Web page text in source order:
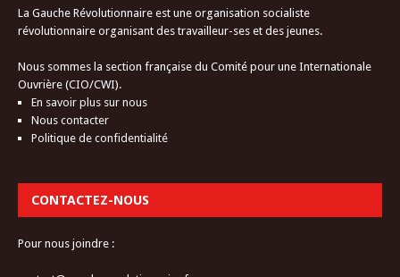
La Gauche Révolutionnaire est une organisation socialiste
révolutionnaire organisant des travailleur-ses et des jeunes.
Nous sommes la section française du Comité pour une Internationale
Ouvrière (CIO/CWI).
En savoir plus sur nous
Nous contacter
Politique de confidentialité
CONTACTEZ-NOUS
Pour nous joindre :